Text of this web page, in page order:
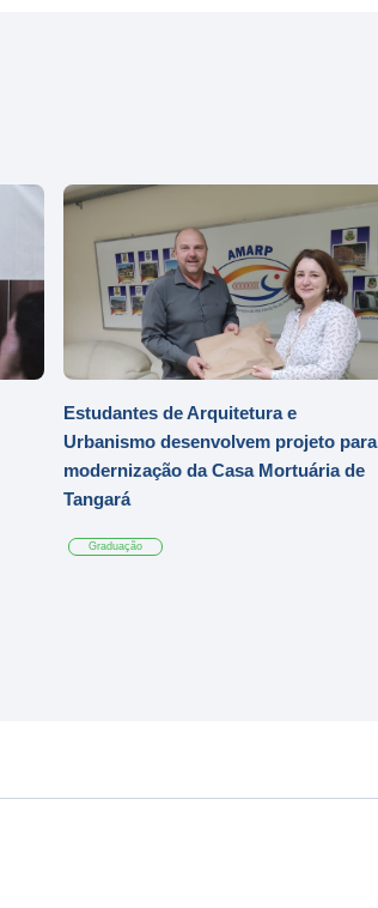
Estudantes de Arquitetura e
Urbanismo desenvolvem projeto para
modernização da Casa Mortuária de
Tangará
Graduação